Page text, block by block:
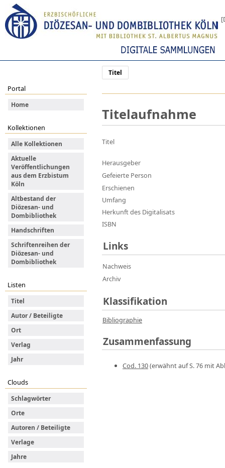
Titel
Portal
Home
Kollektionen
Alle Kollektionen
Aktuelle
Veröffentlichungen
aus dem Erzbistum
Köln
Altbestand der
Diözesan- und
Dombibliothek
Handschriften
Schriftenreihen der
Diözesan- und
Dombibliothek
Listen
Titel
Autor / Beteiligte
Ort
Verlag
Jahr
Clouds
Schlagwörter
Orte
Autoren / Beteiligte
Verlage
Jahre
Titelaufnahme
Titel
Herausgeber
Gefeierte Person
Erschienen
Umfang
Herkunft des Digitalisats
ISBN
Links
Nachweis
Archiv
Klassifikation
Bibliographie
Zusammenfassung
Cod. 130(erwähnt auf S. 76 mit